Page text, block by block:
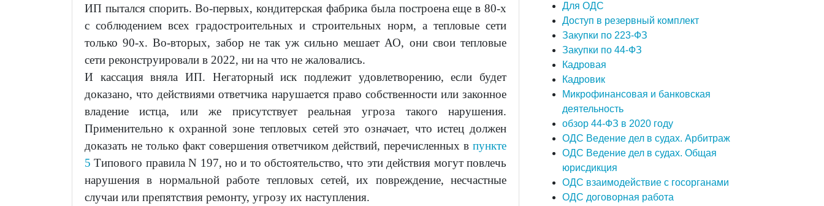
ИП пытался спорить. Во-первых, кондитерская фабрика была построена еще в 80-х
с соблюдением всех градостроительных и строительных норм, а тепловые сети
только 90-х. Во-вторых, забор не так уж сильно мешает АО, они свои тепловые
сети реконструировали в 2022, ни на что не жаловались.
И кассация вняла ИП. Негаторный иск подлежит удовлетворению, если будет
доказано, что действиями ответчика нарушается право собственности или законное
владение истца, или же присутствует реальная угроза такого нарушения.
Применительно к охранной зоне тепловых сетей это означает, что истец должен
доказать не только факт совершения ответчиком действий, перечисленных в пункте
5 Типового правила N 197, но и то обстоятельство, что эти действия могут повлечь
нарушения в нормальной работе тепловых сетей, их повреждение, несчастные
случаи или препятствия ремонту, угрозу их наступления.
Для ОДС
Доступ в резервный комплект
Закупки по 223-ФЗ
Закупки по 44-ФЗ
Кадровая
Кадровик
Микрофинансовая и банковская
деятельность
обзор 44-ФЗ в 2020 году
ОДС Ведение дел в судах. Арбитраж
ОДС Ведение дел в судах. Общая
юрисдикция
ОДС взаимодействие с госорганами
ОДС договорная работа